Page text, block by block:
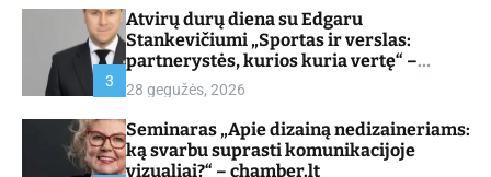
3
Atvirų durų diena su Edgaru
Stankevičiumi „Sportas ir verslas:
partnerystės, kurios kuria vertę“ –
chamber.lt
28 gegužės, 2026
Seminaras „Apie dizainą nedizaineriams:
ką svarbu suprasti komunikacijoje
vizualiai?“ – chamber.lt